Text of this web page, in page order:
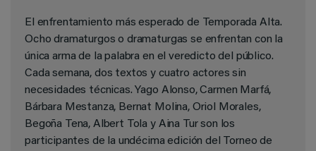
El enfrentamiento más esperado de Temporada Alta.
Ocho dramaturgos o dramaturgas se enfrentan con la
única arma de la palabra en el veredicto del público.
Cada semana, dos textos y cuatro actores sin
necesidades técnicas. Yago Alonso, Carmen Marfá,
Bárbara Mestanza, Bernat Molina, Oriol Morales,
Begoña Tena, Albert Tola y Aina Tur son los
participantes de la undécima edición del Torneo de